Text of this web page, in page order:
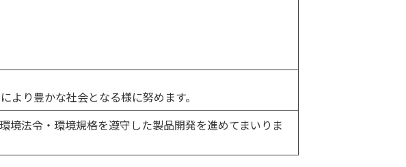
より豊かな社会となる様に努めます。
境法令・環境規格を遵守した製品開発を進めてまいりま